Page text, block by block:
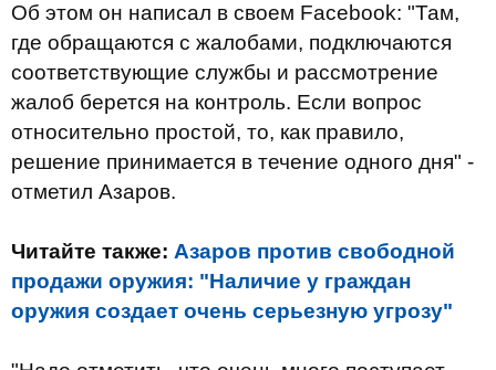
Об этом он написал в своем Facebook: "Там,
где обращаются с жалобами, подключаются
соответствующие службы и рассмотрение
жалоб берется на контроль. Если вопрос
относительно простой, то, как правило,
решение принимается в течение одного дня" -
отметил Азаров.
Читайте также: Азаров против свободной
продажи оружия: "Наличие у граждан
оружия создает очень серьезную угрозу"